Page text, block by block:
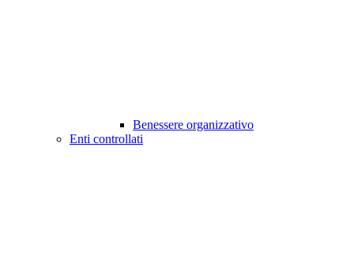
Benessere organizzativo
Enti controllati